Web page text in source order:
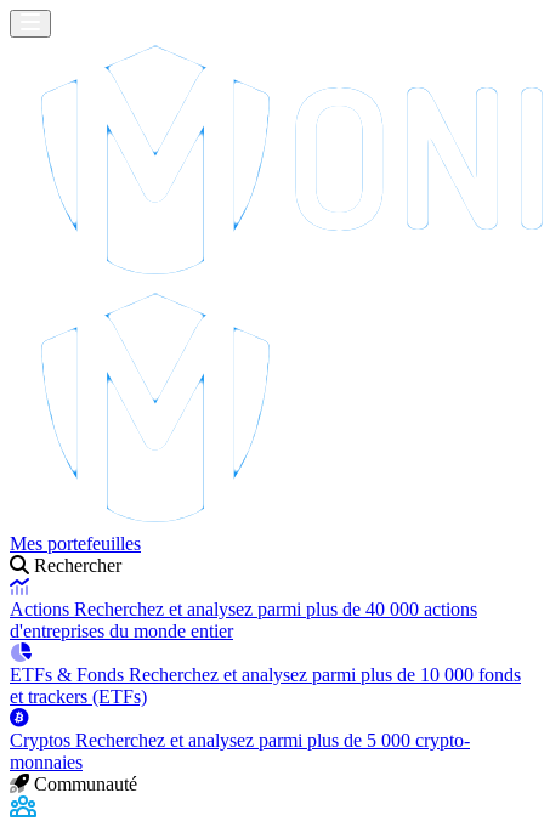
Mes portefeuilles
Rechercher
Actions Recherchez et analysez parmi plus de 40 000 actions
d'entreprises du monde entier
ETFs & Fonds Recherchez et analysez parmi plus de 10 000 fonds
et trackers (ETFs)
Cryptos Recherchez et analysez parmi plus de 5 000 crypto-
monnaies
Communauté